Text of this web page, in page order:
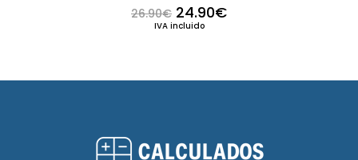
26.90€ El precio original era:
24.90€El precio actual
IVA incluido